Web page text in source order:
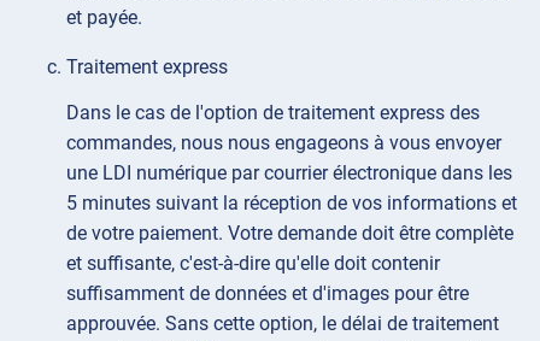
et payée.
Traitement express
Dans le cas de l'option de traitement express des
commandes, nous nous engageons à vous envoyer
une LDI numérique par courrier électronique dans les
5 minutes suivant la réception de vos informations et
de votre paiement. Votre demande doit être complète
et suffisante, c'est-à-dire qu'elle doit contenir
suffisamment de données et d'images pour être
approuvée. Sans cette option, le délai de traitement